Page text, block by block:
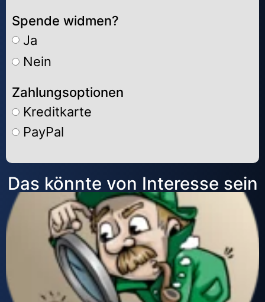
Spende widmen?
Ja
Nein
Zahlungsoptionen
Kreditkarte
PayPal
Alternative:
Das könnte von Interesse sein